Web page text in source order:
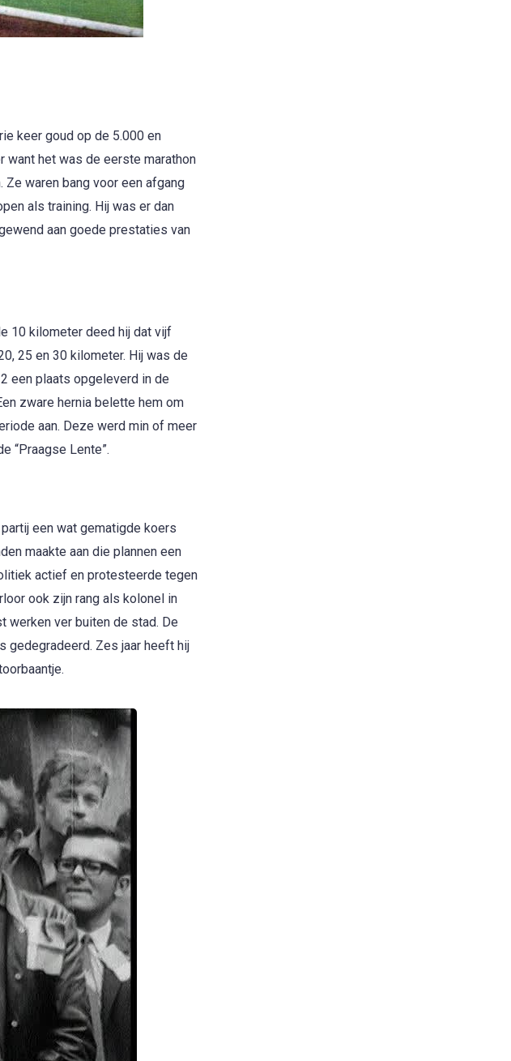
keer goud op de 5.000 en
want het was de eerste marathon
waren bang voor een afgang
als training. Hij was er dan
aan goede prestaties van
10 kilometer deed hij dat vijf
25 en 30 kilometer. Hij was de
een plaats opgeleverd in de
zware hernia belette hem om
aan. Deze werd min of meer
“Praagse Lente”.
een wat gematigde koers
maakte aan die plannen een
actief en protesteerde tegen
ook zijn rang als kolonel in
werken ver buiten de stad. De
gedegradeerd. Zes jaar heeft hij